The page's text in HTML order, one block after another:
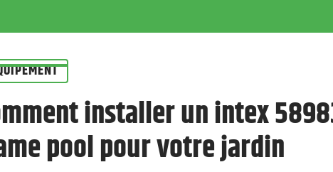
installer un intex
pool pour votre jardin